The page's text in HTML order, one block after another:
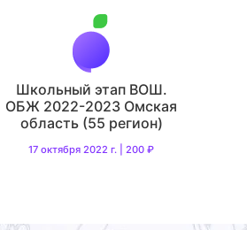
Школьный этап ВОШ.
ОБЖ 2022-2023 Омская
область (55 регион)
17 октября 2022 г. | 200 ₽